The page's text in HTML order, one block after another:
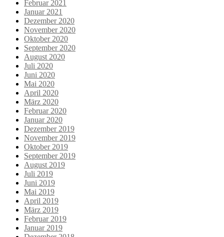
Februar 2021
Januar 2021
Dezember 2020
November 2020
Oktober 2020
September 2020
August 2020
Juli 2020
Juni 2020
Mai 2020
April 2020
März 2020
Februar 2020
Januar 2020
Dezember 2019
November 2019
Oktober 2019
September 2019
August 2019
Juli 2019
Juni 2019
Mai 2019
April 2019
März 2019
Februar 2019
Januar 2019